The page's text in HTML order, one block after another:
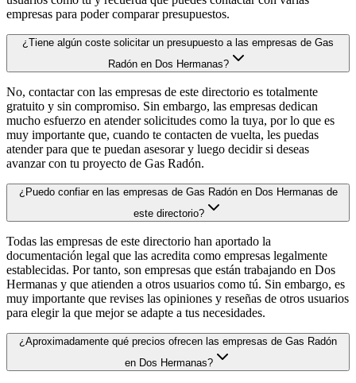
empresas para poder comparar presupuestos.
¿Tiene algún coste solicitar un presupuesto a las empresas de Gas
Radón en Dos Hermanas?
No, contactar con las empresas de este directorio es totalmente
gratuito y sin compromiso. Sin embargo, las empresas dedican
mucho esfuerzo en atender solicitudes como la tuya, por lo que es
muy importante que, cuando te contacten de vuelta, les puedas
atender para que te puedan asesorar y luego decidir si deseas
avanzar con tu proyecto de Gas Radón.
¿Puedo confiar en las empresas de Gas Radón en Dos Hermanas de
este directorio?
Todas las empresas de este directorio han aportado la
documentación legal que las acredita como empresas legalmente
establecidas. Por tanto, son empresas que están trabajando en Dos
Hermanas y que atienden a otros usuarios como tú. Sin embargo, es
muy importante que revises las opiniones y reseñas de otros usuarios
para elegir la que mejor se adapte a tus necesidades.
¿Aproximadamente qué precios ofrecen las empresas de Gas Radón
en Dos Hermanas?